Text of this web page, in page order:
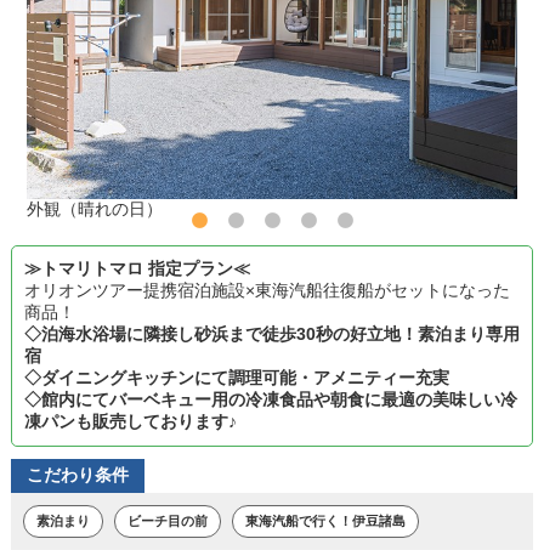
外観（晴れの日）
≫トマリトマロ 指定プラン≪
オリオンツアー提携宿泊施設×東海汽船往復船がセットになった
商品！
◇泊海水浴場に隣接し砂浜まで徒歩30秒の好立地！素泊まり専用
宿
◇ダイニングキッチンにて調理可能・アメニティー充実
◇館内にてバーベキュー用の冷凍食品や朝食に最適の美味しい冷
凍パンも販売しております♪
こだわり条件
素泊まり ビーチ目の前 東海汽船で行く！伊豆諸島